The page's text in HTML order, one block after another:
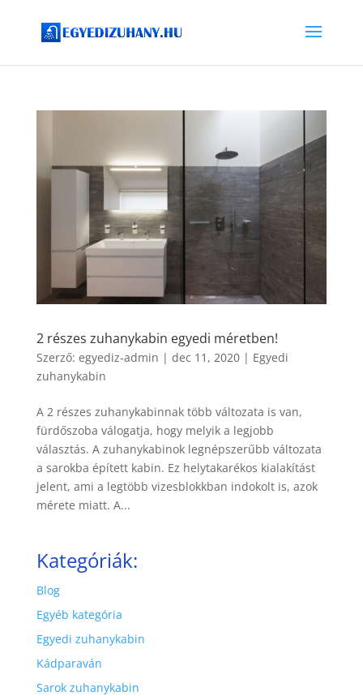
2 részes zuhanykabin egyedi méretben!
Szerző: egyediz-admin | dec 11, 2020| Egyedi
zuhanykabin
A 2 részes zuhanykabinnak több változata is van,
fürdőszoba válogatja, hogy melyik a legjobb
választás. A zuhanykabinok legnépszerűbb változata
a sarokba épített kabin. Ez helytakarékos kialakítást
jelent, ami a legtöbb vizesblokkban indokolt is, azok
mérete miatt. A...
Kategóriák:
Blog
Egyéb kategória
Egyedi zuhanykabin
Kádparaván
Sarok zuhanykabin